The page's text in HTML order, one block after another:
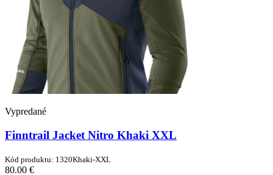
Vypredané
Finntrail Jacket Nitro Khaki XXL
Kód produktu: 1320Khaki-XXL
80.00 €